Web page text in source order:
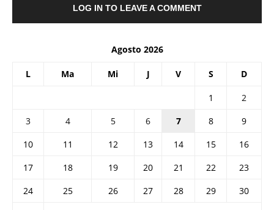
LOG IN TO LEAVE A COMMENT
Agosto 2026
L Ma Mi J V S D
1
2
3
4 5 6 7 8
9
10
11 12 13 14 15
16
17
18 19 20 21 22
23
24
25 26 27 28 29
30